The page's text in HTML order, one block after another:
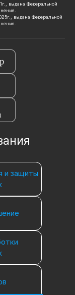
выдана Федеральной
выдана Федеральной
и защиты